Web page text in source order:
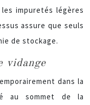
impuretés légères
assure que seuls
de stockage.
vidange
dans la
au sommet de la